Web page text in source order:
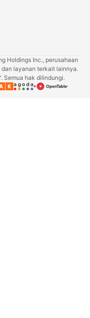
Holdings Inc., perusahaan
layanan terkait lainnya.
Semua hak dilindungi.